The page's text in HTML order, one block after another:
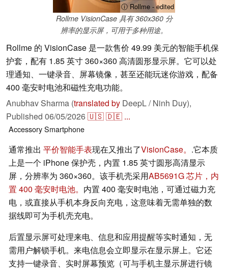
ⓘ Rollme - edited
Rollme VisionCase 具有 360x360 分
辨率的显示屏，可用于多种用途。
Rollme 的 VisionCase 是一款售价 49.99 美元的智能手机保
护套，配有 1.85 英寸 360×360 高清圆形显示屏。它可以处
理通知、一键录音、屏幕镜像，甚至还能玩迷你游戏，配备
400 毫安时电池和磁性充电功能。
Anubhav Sharma (translated by DeepL / Ninh Duy),
Published 06/05/2026🇺🇸🇩🇪 ...
AccessorySmartphone
通常推出 平价智能手表现在又推出了VisionCase。 .它本质
上是一个 iPhone 保护壳，内置 1.85 英寸圆形高清显示
屏，分辨率为 360×360。该手机壳采用AB5691G 芯片，内
置 400 毫安时电池。 内置 400 毫安时电池，可通过磁力充
电，或直接从手机本身反向充电，这意味着无需单独的数
据线即可为手机壳充电。
后置显示屏可处理来电、信息和应用提醒等实时通知，无
需用户解锁手机。来电信息会立即显示在显示屏上。它还
支持一键录音、实时屏幕预览（可与手机主显示屏进行镜